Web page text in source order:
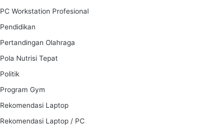
PC Workstation Profesional
Pendidikan
Pertandingan Olahraga
Pola Nutrisi Tepat
Politik
Program Gym
Rekomendasi Laptop
Rekomendasi Laptop / PC